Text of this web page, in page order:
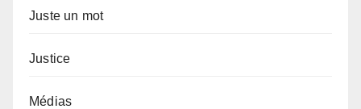
Juste un mot
Justice
Médias